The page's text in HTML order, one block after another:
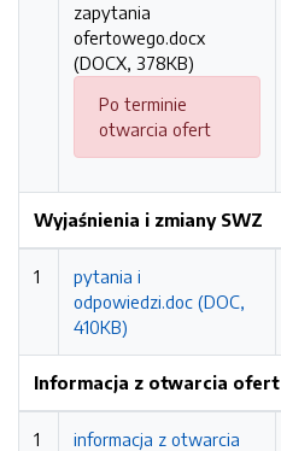
zapytania
ofertowego.docx
(DOCX, 378KB)
Po terminie
otwarcia ofert
Wyjaśnienia i zmiany SWZ
1
pytania i
odpowiedzi.doc (DOC,
410KB)
Informacja z otwarcia ofert
1
informacja z otwarcia